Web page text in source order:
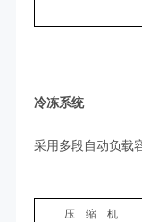
冷冻系统
采用多段自动负载
压 缩 机